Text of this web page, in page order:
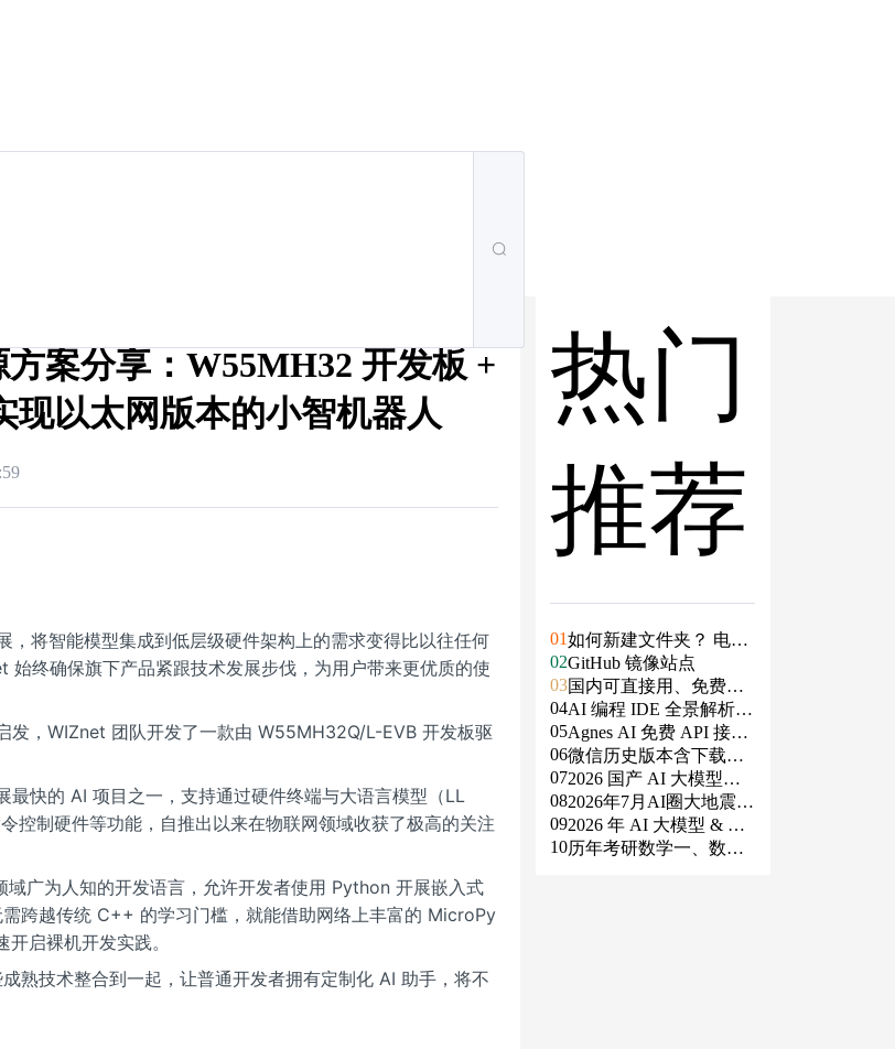
案分享：W55MH32 开发板 +
现以太网版本的小智机器人
，将智能模型集成到低层级硬件架构上的需求变得比以往任何
始终确保旗下产品紧跟技术发展步伐，为用户带来更优质的使
发，WIZnet 团队开发了一款由 W55MH32Q/L-EVB 开发板驱
最快的 AI 项目之一，支持通过硬件终端与大语言模型（LL
控制硬件等功能，自推出以来在物联网领域收获了极高的关注
广为人知的开发语言，允许开发者使用 Python 开展嵌入式
跨越传统 C++ 的学习门槛，就能借助网络上丰富的 MicroPy
启裸机开发实践。
熟技术整合到一起，让普通开发者拥有定制化 AI 助手，将不
热门
推荐
01如何新建文件夹？ 电脑
新建文件夹的4种方法
02GitHub 镜像站点
03国内可直接用、免费额
度/永久免费的大模型AP
I清单（含 SiliconFlow、
火山、阿里、智谱、百
度、Kimi、DeepSeek、
DMXAPI 等）
04AI 编程 IDE 全景解析 2
026：Agent 全面接管开
发链路
05Agnes AI 免费 API 接入
指南：文本、生图、生
视频，一套接口全免费
06微信历史版本含下载地
址（ Windows PC | 安卓
| MAC ）及设置微信不
更新
072026 国产 AI 大模型横
评：DeepSeek、通义千
问、Kimi、文心一言、
星火、豆包谁更能打？
082026年7月AI圈大地震：
GPT-5.6被政府限制、Cl
aude入驻Slack、Anthrop
092026 年 AI 大模型 & AI
编程工具实战全总结
10历年考研数学一、数学